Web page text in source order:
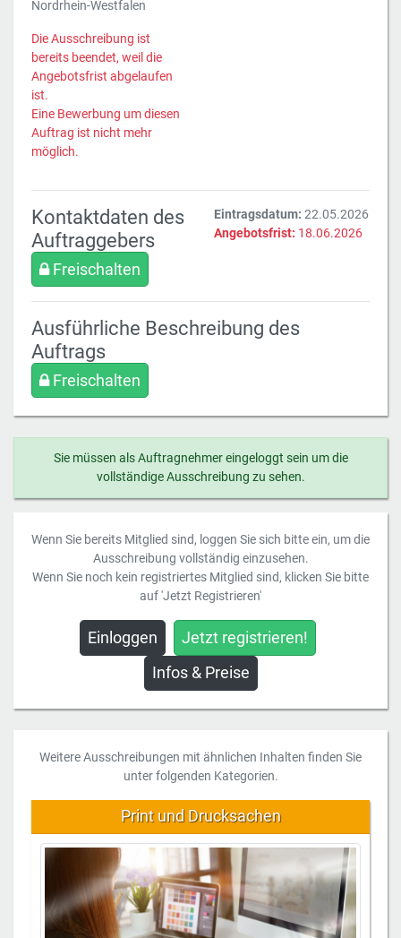
Nordrhein-Westfalen
Die Ausschreibung ist
bereits beendet, weil die
Angebotsfrist abgelaufen
ist.
Eine Bewerbung um diesen
Auftrag ist nicht mehr
möglich.
Kontaktdaten des
Auftraggebers
Freischalten
Eintragsdatum: 22.05.2026
Angebotsfrist: 18.06.2026
Ausführliche Beschreibung des
Auftrags
Freischalten
Sie müssen als Auftragnehmer eingeloggt sein um die
vollständige Ausschreibung zu sehen.
Wenn Sie bereits Mitglied sind, loggen Sie sich bitte ein, um die
Ausschreibung vollständig einzusehen.
Wenn Sie noch kein registriertes Mitglied sind, klicken Sie bitte
auf 'Jetzt Registrieren'
Einloggen
Jetzt registrieren!
Infos & Preise
Weitere Ausschreibungen mit ähnlichen Inhalten finden Sie
unter folgenden Kategorien.
Print und Drucksachen